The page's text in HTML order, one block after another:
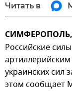
Читать в
СИМФЕРОПОЛЬ,
Российские
украинских сил
этом сообщает